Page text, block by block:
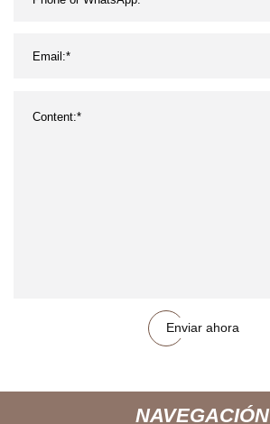
Enviar ahora
NAVEGACIÓN